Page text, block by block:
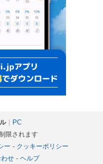
｜ PC
限されます
ー - クッキーポリシー
せ- ヘルプ